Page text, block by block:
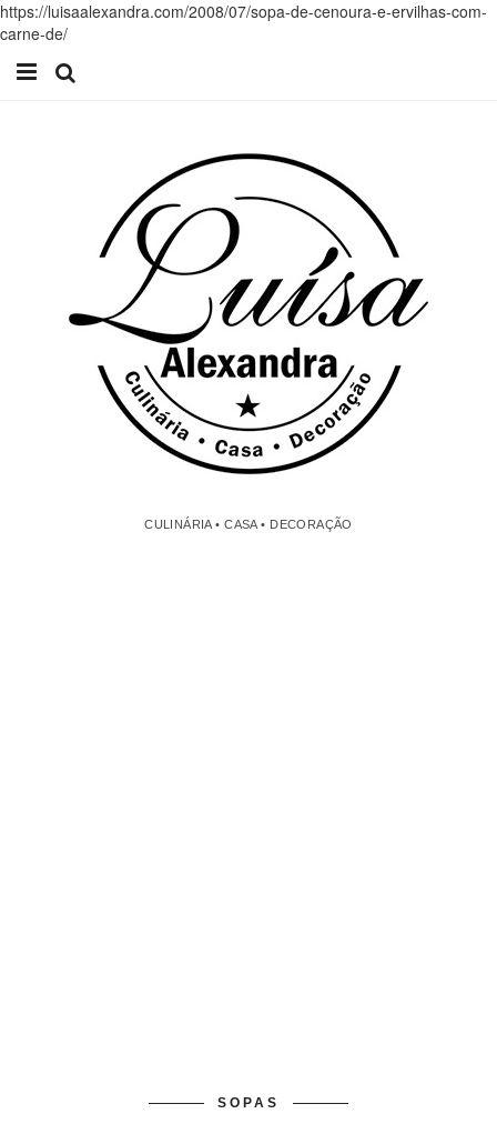
https://luisaalexandra.com/2008/07/sopa-de-cenoura-e-ervilhas-com-
carne-de/
CULINÁRIA • CASA • DECORAÇÃO
SOPAS